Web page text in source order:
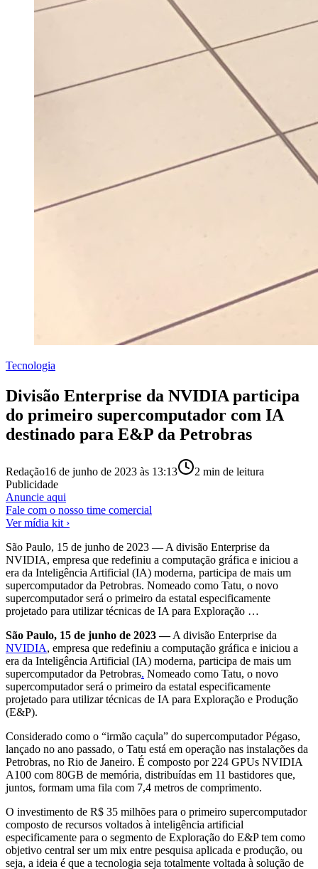
Tecnologia
Divisão Enterprise da NVIDIA participa
do primeiro supercomputador com IA
destinado para E&P da Petrobras
Redação16 de junho de 2023 às 13:13 2 min de leitura
Publicidade
Anuncie aqui
Fale com o nosso time comercial
Ver mídia kit ›
São Paulo, 15 de junho de 2023 — A divisão Enterprise da
NVIDIA, empresa que redefiniu a computação gráfica e iniciou a
era da Inteligência Artificial (IA) moderna, participa de mais um
supercomputador da Petrobras. Nomeado como Tatu, o novo
supercomputador será o primeiro da estatal especificamente
projetado para utilizar técnicas de IA para Exploração …
São Paulo, 15 de junho de 2023 —A divisão Enterprise da
NVIDIA, empresa que redefiniu a computação gráfica e iniciou a
era da Inteligência Artificial (IA) moderna, participa de mais um
supercomputador da Petrobras. Nomeado como Tatu, o novo
supercomputador será o primeiro da estatal especificamente
projetado para utilizar técnicas de IA para Exploração e Produção
(E&P).
Considerado como o “irmão caçula” do supercomputador Pégaso,
lançado no ano passado, o Tatu está em operação nas instalações da
Petrobras, no Rio de Janeiro. É composto por 224 GPUs NVIDIA
A100 com 80GB de memória, distribuídas em 11 bastidores que,
juntos, formam uma fila com 7,4 metros de comprimento.
O investimento de R$ 35 milhões para o primeiro supercomputador
composto de recursos voltados à inteligência artificial
especificamente para o segmento de Exploração do E&P tem como
objetivo central ser um mix entre pesquisa aplicada e produção, ou
seja, a ideia é que a tecnologia seja totalmente voltada à solução de